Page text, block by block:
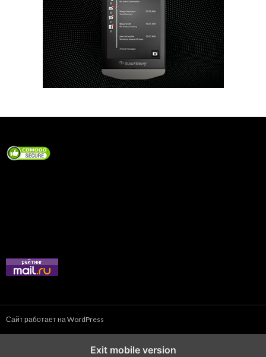
Сайт работает на WordPress
Exit mobile version